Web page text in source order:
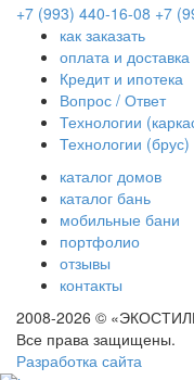
+7 (993) 440-16-08 +7
как заказать
оплата и доставка
Кредит и ипотека
Вопрос / Ответ
Технологии
Технологии (брус)
каталог домов
каталог бань
мобильные бани
портфолио
отзывы
контакты
2008-2026 ©
Все права защищены.
Разработка сайта